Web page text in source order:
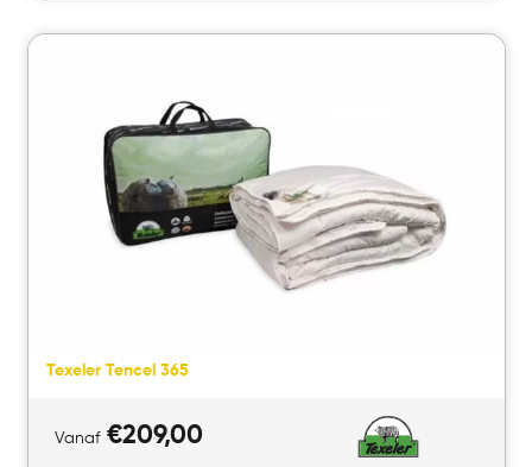
Bekijk product
Texeler Tencel 365
Vanaf €209,00